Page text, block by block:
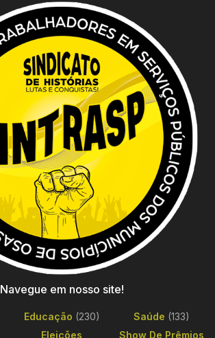
Navegue em nosso site!
Educação (230)
Eleições
Saúde (133)
Show De Prêmios